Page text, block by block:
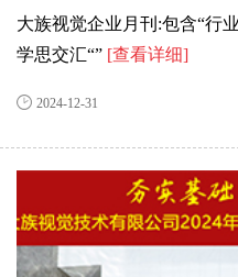
大族视觉企业月刊:包含“行
学思交汇“” [查看详细]
2024-12-31